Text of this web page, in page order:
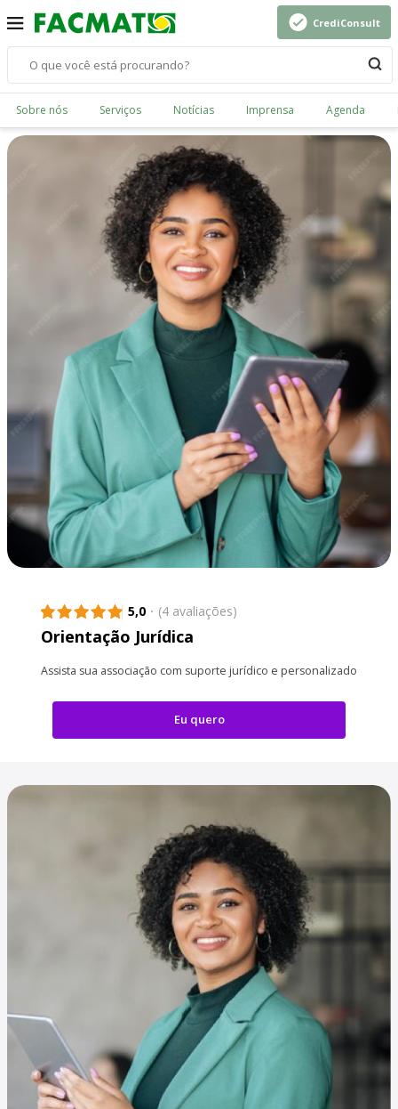
CrediConsult
Sobre nós Serviços Notícias Imprensa Agenda
5,0 (4 avaliações)
Orientação Jurídica
Assista sua associação com suporte jurídico e personalizado
Eu quero